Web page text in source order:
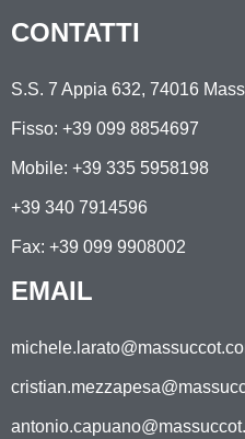
CONTATTI
S.S. 7 Appia 632, 74016
Fisso: +39 099 8854697
Mobile: +39 335 5958198
+39 340 7914596
Fax: +39 099 9908002
EMAIL